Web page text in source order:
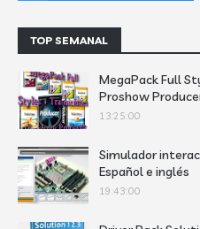
TOP SEMANAL
MegaPack Full
Proshow
13:25:00
Simulador
Español e inglés
19:43:00